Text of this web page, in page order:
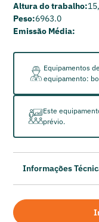
Altura do trabalho:
Peso:6963.0
Emissão Média:
Equipamentos
equipamento:
Este
prévio.
Informações
Plataforma